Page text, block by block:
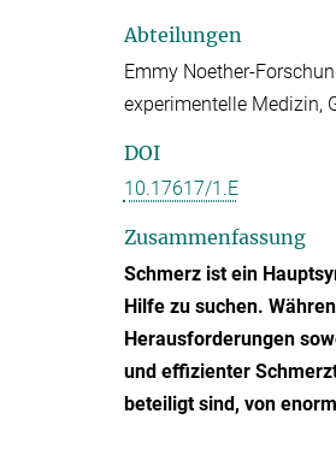
Abteilungen
Emmy Noether-
experimentelle Medizin,
DOI
10.17617/1.E
Zusammenfassung
Schmerz ist ein
Hilfe zu suchen.
Herausforderungen
und effizienter
beteiligt sind, von